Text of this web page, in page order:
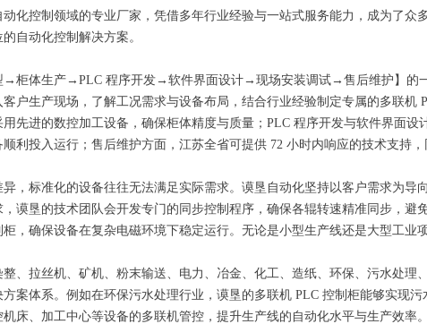
化控制领域的专业厂家，凭借多年行业经验与一站式服务能力，成为了
自动化控制解决方案。
柜体生产→PLC 程序开发→软件界面设计→现场安装调试→售后维护】的
户生产现场，了解工况需求与设备布局，结合行业经验制定专属的多联
先进的数控加工设备，确保柜体精度与质量；PLC 程序开发与软件界面
利投入运行；售后维护方面，江苏全省可提供 72 小时内响应的技术支持
，标准化的设备往往无法满足实际需求。谟垦自动化坚持以客户需求为导
谟垦的技术团队会开发专门的同步控制程序，确保各辊转速精准同步，
，确保设备在复杂电磁环境下稳定运行。无论是小型生产线还是大型工业
、拉丝机、矿机、粉末输送、电力、冶金、化工、造纸、环保、污水处
案体系。例如在环保污水处理行业，谟垦的多联机 PLC 控制柜能够实现
床、加工中心等设备的多联机管控，提升生产线的自动化水平与生产效